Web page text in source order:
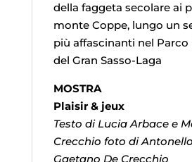
della faggeta secolare ai
monte Coppe, lungo un
più affascinanti nel Parco
del Gran Sasso-Laga
MOSTRA
Plaisir & jeux
Testo di Lucia Arbace e
Crecchio foto di
Gaetano De Crecchio